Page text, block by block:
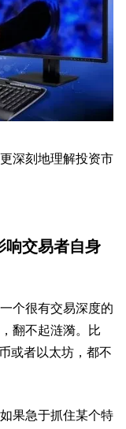
深刻地理解投资市
响交易者自身
个很有交易深度的
翻不起涟漪。比
或者以太坊，都不
果急于抓住某个特